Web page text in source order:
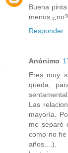
Buena
menos ¿no?
Responder
Anónimo
Eres muy
queda,
Las
mayoría.
me separé
como no
años....).